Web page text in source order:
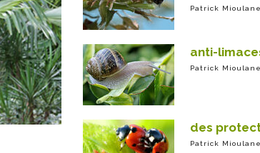
Patrick Mioulane
anti-
Patrick Mioulane
des
Patrick Mioulane